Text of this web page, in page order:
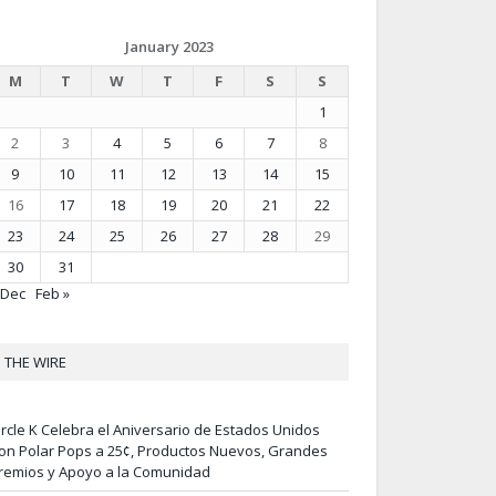
January 2023
M
T W T F S
S
1
2
3 4 5 6 7
8
9
10 11 12 13 14
15
16
17 18 19 20 21
22
23
24 25 26 27 28
29
30
31
Feb »
THE WIRE
K Celebra el Aniversario de Estados Unidos
Polar Pops a 25¢, Productos Nuevos, Grandes
y Apoyo a la Comunidad